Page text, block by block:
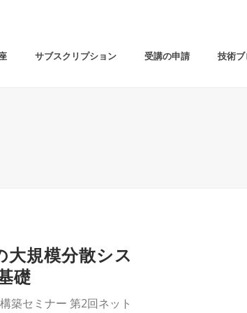
サブスクリプション 受講の申請 技術
規模分散シス
礎
築セミナー 第2回ネット